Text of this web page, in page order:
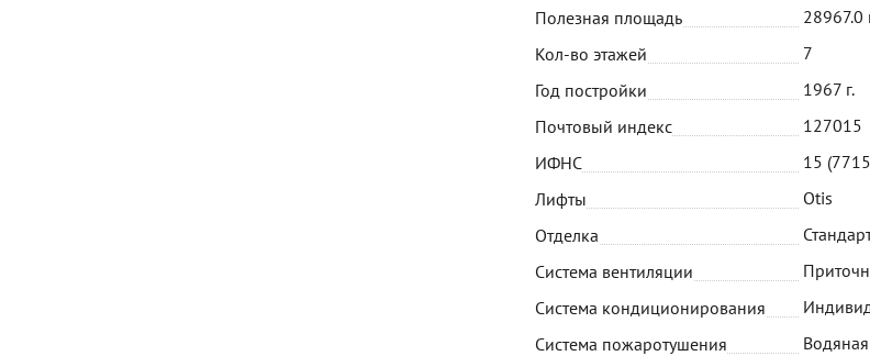
Полезная площадь
28967.0
Кол-во этажей
7
Год постройки
1967 г.
Почтовый индекс
127015
ИФНС
15
Лифты
Otis
Отделка
Система вентиляции
Система кондиционирования
Система пожаротушения
Водяная